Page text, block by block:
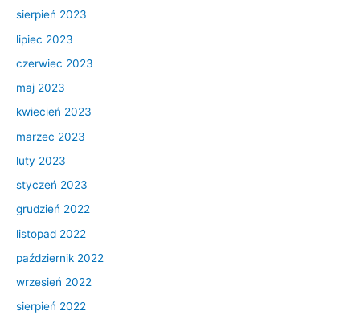
sierpień 2023
lipiec 2023
czerwiec 2023
maj 2023
kwiecień 2023
marzec 2023
luty 2023
styczeń 2023
grudzień 2022
listopad 2022
październik 2022
wrzesień 2022
sierpień 2022